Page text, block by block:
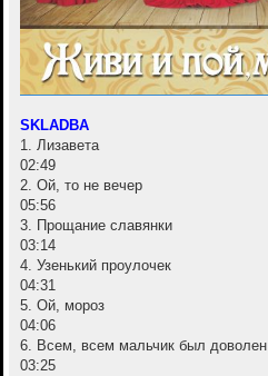
SKLADBA
1. Лизавета
02:49
2. Ой, то не вечер
05:56
3. Прощание славянки
03:14
4. Узенький проулочек
04:31
5. Ой, мороз
04:06
6. Всем, всем мальчик был доволен
03:25